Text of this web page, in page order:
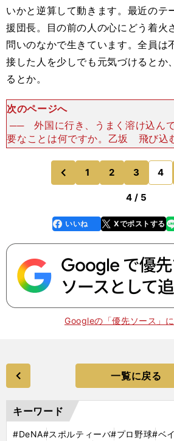
いかと逆算して動きます。最近のテ
援団長。目の前の人の心にどう着火
問いのなかで生きています。全員は
接した人を少しでも元気づけるとか
るとか。
次のページへ
── 外国に行き、うまく溶け込ん
要なことは何ですか。乙坂 飛び込
ですか。こういう言い方はあまり
ど、日本人の国民性としてあまり主
いですか。でも、
前
のページへ
1 2 3 4
のページへ
4 / 5
faceboo
k
いいね Xでポストする
line
Googleの「優先ソース」
一覧に戻る
キーワード
#DeNA#スポルティーバ#プロ野球#ベ